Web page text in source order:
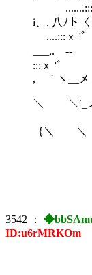
i、. 八ﾉト〈
....:::
___,. -‐ }
:::ｘ
, ｀ヽ__
/ ﾉ
＼ ￣＼′_
弋
｛＼ ＼
3542 ：
ID:u6rMRKOm